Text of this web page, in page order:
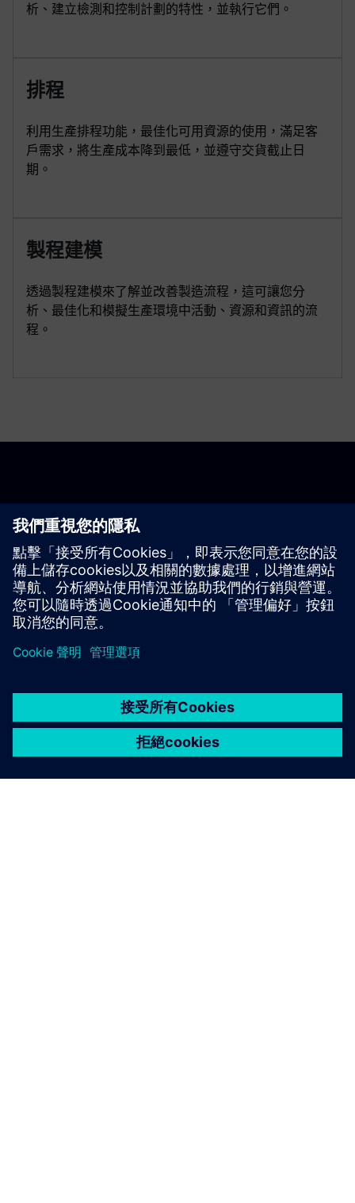
析、建立檢測和控制計劃的特性，並執行它們。
排程
利用生產排程功能，最佳化可用資源的使用，滿足客
戶需求，將生產成本降到最低，並遵守交貨截止日
期。
製程建模
透過製程建模來了解並改善製造流程，這可讓您分
析、最佳化和模擬生產環境中活動、資源和資訊的流
程。
開始使用
聯絡我們